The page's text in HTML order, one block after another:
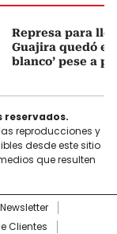
Represa para
Guajira quedó en
blanco’ pese a
reservados.
reproducciones y
desde este sitio
que resulten
Newsletter
Clientes